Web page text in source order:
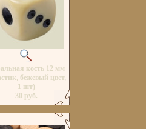
кость 12 мм
бежевый цвет,
1 шт)
30 руб.